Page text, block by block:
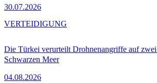
30.07.2026
Die Türkei verurteilt Drohnenangriffe auf
Schwarzen Meer
04.08.2026
VERTEIDIGUNG